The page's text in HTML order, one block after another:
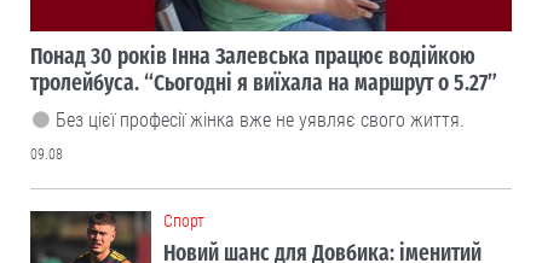
Понад 30 років Інна Залевська працює водійкою
тролейбуса. “Сьогодні я виїхала на маршрут о 5.27”
Без цієї професії жінка вже не уявляє свого життя.
09.08
Cпорт
Новий шанс для Довбика: іменитий